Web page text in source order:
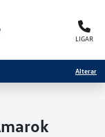
LIGAR
Alterar